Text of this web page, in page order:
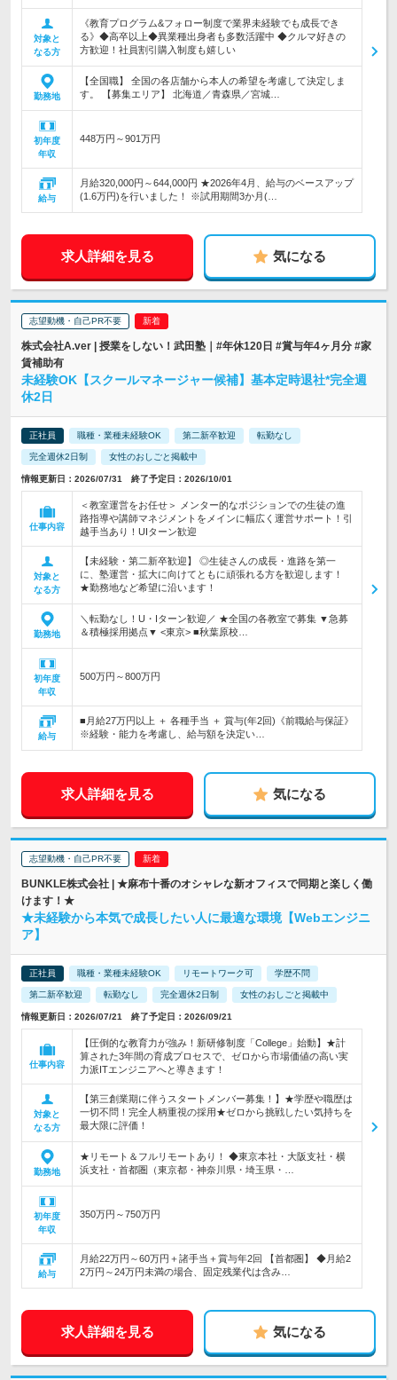
対象と
なる方
《教育プログラム&フォロー制度で業界未経験でも成長でき
る》◆高卒以上◆異業種出身者も多数活躍中 ◆クルマ好きの
方歓迎！社員割引購入制度も嬉しい
勤務地
【全国職】 全国の各店舗から本人の希望を考慮して決定しま
す。 【募集エリア】 北海道／青森県／宮城…
初年度
年収
448万円～901万円
給与
月給320,000円～644,000円 ★2026年4月、給与のベースアップ
(1.6万円)を行いました！ ※試用期間3か月(…
求人詳細を見る 気になる
志望動機・自己PR不要
株式会社A.ver | 授業をしない！武田塾｜#年休120日 #賞与年4ヶ月分 #家
賃補助有
未経験OK【スクールマネージャー候補】基本定時退社*完全週
休2日
正社員 職種・業種未経験OK 第二新卒歓迎 転勤なし
完全週休2日制 女性のおしごと掲載中
情報更新日：2026/07/31 終了予定日：2026/10/01
仕事内容
＜教室運営をお任せ＞ メンター的なポジションでの生徒の進
路指導や講師マネジメントをメインに幅広く運営サポート！引
越手当あり！UIターン歓迎
対象と
なる方
【未経験・第二新卒歓迎】 ◎生徒さんの成長・進路を第一
に、塾運営・拡大に向けてともに頑張れる方を歓迎します！
★勤務地など希望に沿います！
勤務地
＼転勤なし！U・Iターン歓迎／ ★全国の各教室で募集 ▼急募
＆積極採用拠点▼ <東京> ■秋葉原校…
初年度
年収
500万円～800万円
給与
■月給27万円以上 ＋ 各種手当 ＋ 賞与(年2回)《前職給与保証》
※経験・能力を考慮し、給与額を決定い…
求人詳細を見る 気になる
志望動機・自己PR不要
BUNKLE株式会社 | ★麻布十番のオシャレな新オフィスで同期と楽しく働
けます！★
★未経験から本気で成長したい人に最適な環境【Webエンジニ
ア】
正社員 職種・業種未経験OK リモートワーク可 学歴不問
第二新卒歓迎 転勤なし 完全週休2日制 女性のおしごと掲載中
情報更新日：2026/07/21 終了予定日：2026/09/21
仕事内容
【圧倒的な教育力が強み！新研修制度「College」始動】★計
算された3年間の育成プロセスで、ゼロから市場価値の高い実
力派ITエンジニアへと導きます！
対象と
なる方
【第三創業期に伴うスタートメンバー募集！】★学歴や職歴は
一切不問！完全人柄重視の採用★ゼロから挑戦したい気持ちを
最大限に評価！
勤務地
★リモート＆フルリモートあり！ ◆東京本社・大阪支社・横
浜支社・首都圏（東京都・神奈川県・埼玉県・…
初年度
年収
350万円～750万円
給与
月給22万円～60万円＋諸手当＋賞与年2回 【首都圏】 ◆月給2
2万円～24万円未満の場合、固定残業代は含み…
求人詳細を見る 気になる